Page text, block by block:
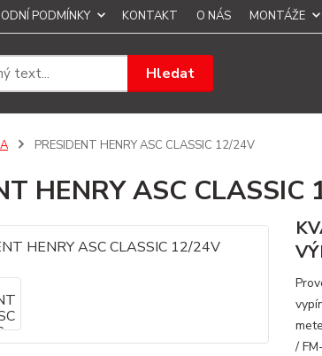
PODMÍNKY KONTAKT O NÁS MONTÁŽE
Hledat
PRESIDENT HENRY ASC CLASSIC 12/24V
HENRY ASC CLASSIC
/